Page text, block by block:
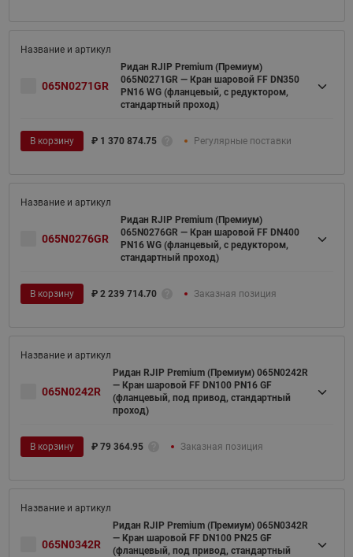
065N0271GR
Ридан RJIP Premium (Премиум)
065N0271GR — Кран шаровой FF DN350
PN16 WG (фланцевый, с редуктором,
стандартный проход)
В корзину ₽ 1 370 874.75 Регулярные поставки
065N0276GR
Ридан RJIP Premium (Премиум)
065N0276GR — Кран шаровой FF DN400
PN16 WG (фланцевый, с редуктором,
стандартный проход)
В корзину ₽ 2 239 714.70 Заказная позиция
065N0242R
Ридан RJIP Premium (Премиум) 065N0242R
— Кран шаровой FF DN100 PN16 GF
(фланцевый, под привод, стандартный
проход)
В корзину ₽ 79 364.95 Заказная позиция
065N0342R
Ридан RJIP Premium (Премиум) 065N0342R
— Кран шаровой FF DN100 PN25 GF
(фланцевый, под привод, стандартный